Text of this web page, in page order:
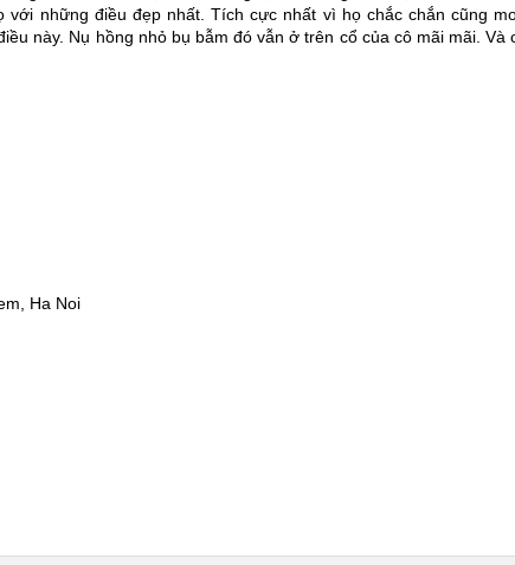
với những điều đẹp nhất. Tích cực nhất vì họ chắc chắn cũng
này. Nụ hồng nhỏ bụ bẫm đó vẫn ở trên cổ của cô mãi mãi.
Ha Noi